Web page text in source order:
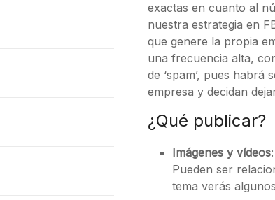
exactas en cuanto al
nuestra estrategia en
que genere la propia
una frecuencia alta,
de ‘spam’, pues
empresa y decidan
¿Qué publicar?
Imágenes y vídeos
Pueden ser
tema verás